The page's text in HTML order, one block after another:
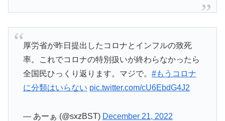
厚労省が昨日提出したコロナとインフルの致死
率。これでコロナの特別扱いが終わらなかったら
全国民ひっくり返ります。マジで。 #もうコロナ
に分類はいらない pic.twitter.com/cU6EbdG4J2
— あーぁ (@sxzBST) December 21, 2022